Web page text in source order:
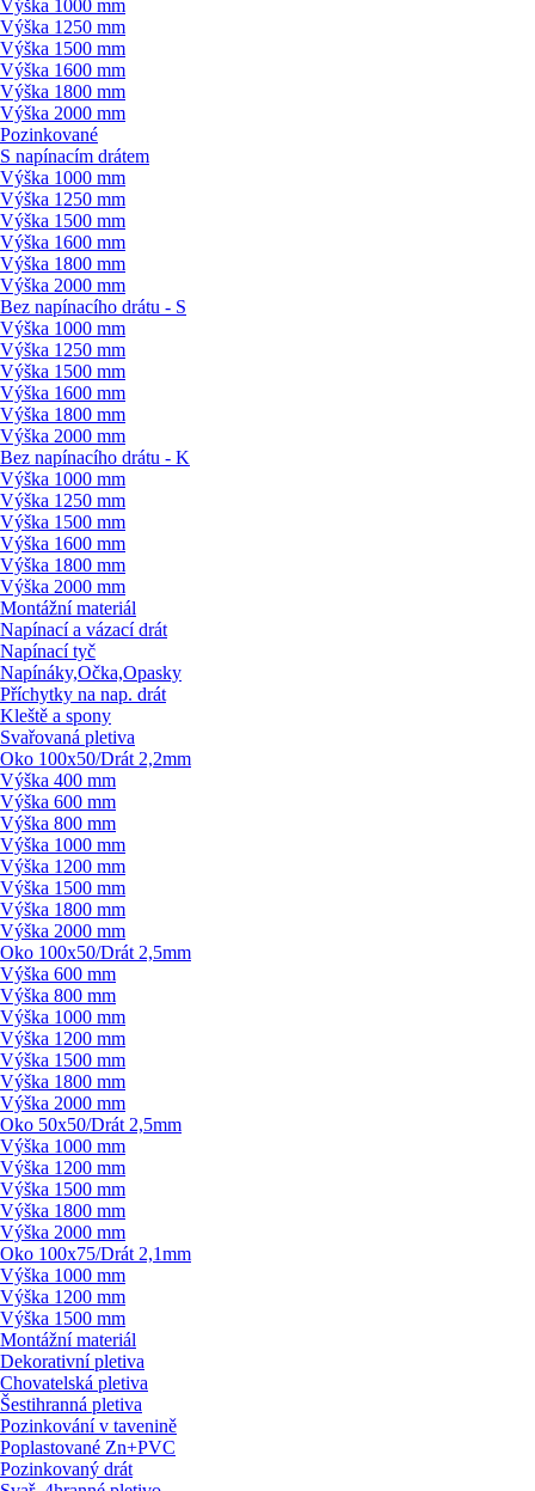
Výška 1000 mm
Výška 1250 mm
Výška 1500 mm
Výška 1600 mm
Výška 1800 mm
Výška 2000 mm
Pozinkované
S napínacím drátem
Výška 1000 mm
Výška 1250 mm
Výška 1500 mm
Výška 1600 mm
Výška 1800 mm
Výška 2000 mm
Bez napínacího drátu - S
Výška 1000 mm
Výška 1250 mm
Výška 1500 mm
Výška 1600 mm
Výška 1800 mm
Výška 2000 mm
Bez napínacího drátu - K
Výška 1000 mm
Výška 1250 mm
Výška 1500 mm
Výška 1600 mm
Výška 1800 mm
Výška 2000 mm
Montážní materiál
Napínací a vázací drát
Napínací tyč
Napínáky,Očka,Opasky
Příchytky na nap. drát
Kleště a spony
Svařovaná pletiva
Oko 100x50/Drát 2,2mm
Výška 400 mm
Výška 600 mm
Výška 800 mm
Výška 1000 mm
Výška 1200 mm
Výška 1500 mm
Výška 1800 mm
Výška 2000 mm
Oko 100x50/Drát 2,5mm
Výška 600 mm
Výška 800 mm
Výška 1000 mm
Výška 1200 mm
Výška 1500 mm
Výška 1800 mm
Výška 2000 mm
Oko 50x50/Drát 2,5mm
Výška 1000 mm
Výška 1200 mm
Výška 1500 mm
Výška 1800 mm
Výška 2000 mm
Oko 100x75/Drát 2,1mm
Výška 1000 mm
Výška 1200 mm
Výška 1500 mm
Montážní materiál
Dekorativní pletiva
Chovatelská pletiva
Šestihranná pletiva
Pozinkování v tavenině
Poplastované Zn+PVC
Pozinkovaný drát